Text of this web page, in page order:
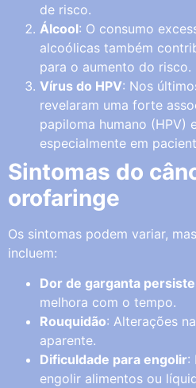
de risco.
Álcool: O consumo
alcoólicas também
para o aumento do risco.
Vírus do HPV: Nos
revelaram uma forte
papiloma humano (HPV)
especialmente em
Sintomas do
orofaringe
Os sintomas podem variar,
incluem:
Dor de garganta
melhora com o tempo.
Rouquidão: Alterações
aparente.
Dificuldade para engolir:
engolir alimentos ou